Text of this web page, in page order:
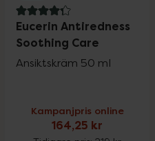
4.3 av 5 i omdöme
Eucerin Antiredness
Soothing Care
Ansiktskräm 50 ml
Kampanjpris online
164,25 kr